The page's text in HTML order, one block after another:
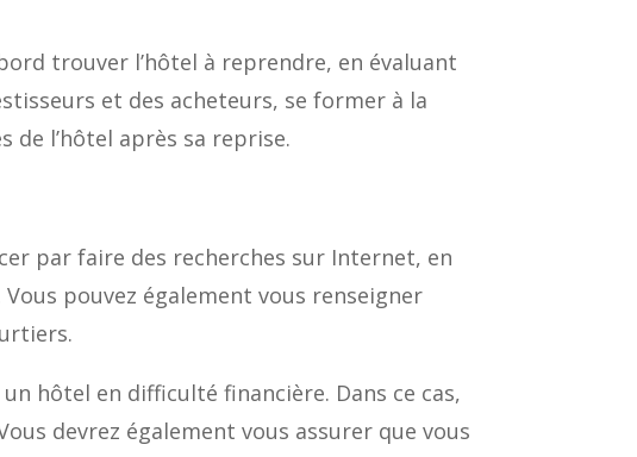
trouver l’hôtel à reprendre, en évaluant
et des acheteurs, se former à la
de l’hôtel après sa reprise.
par faire des recherches sur Internet, en
pouvez également vous renseigner
hôtel en difficulté financière. Dans ce cas,
devrez également vous assurer que vous